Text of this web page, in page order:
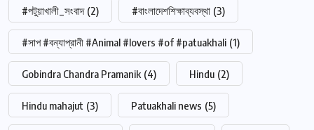
#পটুয়াখালী_সংবাদ (2) #বাংলাদেশশিক্ষাব্যবস্থা (3)
#সাপ #বন্যাপ্রানী #Animal #lovers #of #patuakhali (1)
Gobindra Chandra Pramanik (4) Hindu (2)
Hindu mahajut (3) Patuakhali news (5)